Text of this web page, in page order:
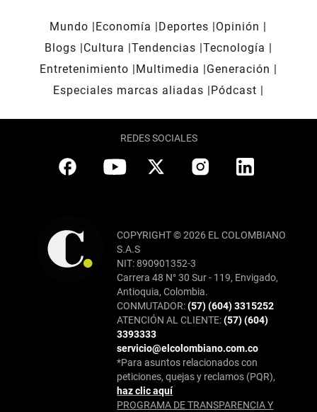
Mundo Economía Deportes
Opinión
Blogs
Cultura Tendencias Tecnología
Entretenimiento
Multimedia
Generación
Especiales marcas aliadas
Pódcast
REDES SOCIALES
COPYRIGHT © 2026 EL COLOMBIANO
S.A.S
NIT: 890901352-3
Carrera 48 N° 30 Sur - 119, Envigado,
Antioquia, Colombia.
CONMUTADOR:(57) (604) 3315252
ATENCIÓN AL CLIENTE:(57) (604)
3393333
servicio@elcolombiano.com.co
*Para asuntos relacionados con
peticiones, quejas y reclamos (PQR),
haz clic aquí
PROGRAMA DE TRANSPARENCIA Y